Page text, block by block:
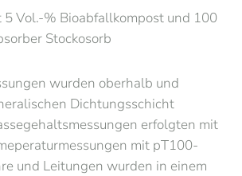
5 Vol.-% Bioabfallkompost und 100
Stockosorb
wurden oberhalb und
Dichtungsschicht
erfolgten mit
mit pT100-
und Leitungen wurden in einem